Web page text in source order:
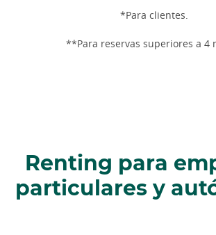
*Para clientes.
**Para reservas superiores a 4
Renting para
particulares y